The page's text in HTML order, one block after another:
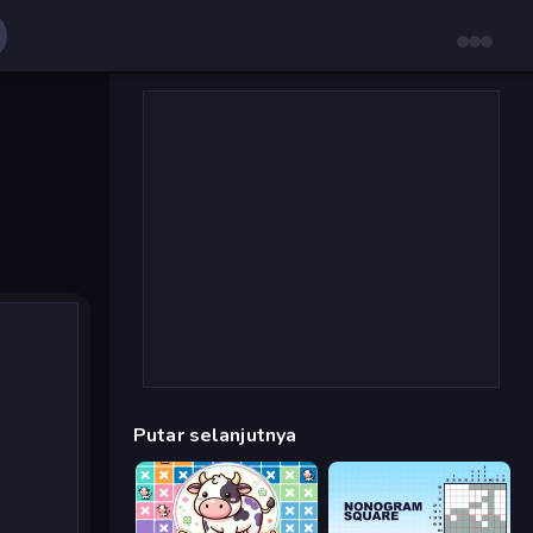
Putar selanjutnya